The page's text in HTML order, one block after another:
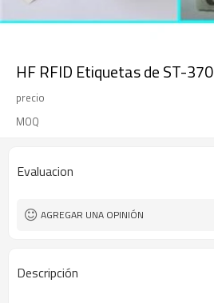
HF RFID Etiquetas de ST-370
precio
MOQ
Evaluacion
AGREGAR UNA OPINIÓN
Descripción